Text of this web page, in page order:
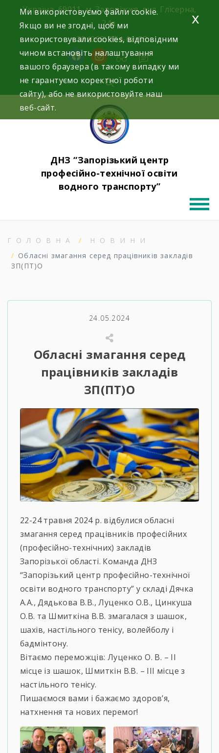
Україна, 69011, м. Запоріжжя, вул. Глісерна,
24а.
+38 (068) 354-69-83
facebookinstagram
ДНЗ “Запорізький центр
професійно-технічної освіти
водного транспорту”
ГОЛОВНА
НОВИНИ
Обласні змагання серед працівників закладів
ЗП(ПТ)О
24.05.2024
Обласні змагання серед
працівників закладів
ЗП(ПТ)О
22-24 травня 2024 р. відбулися обласні
змагання серед працівників професійних
(професійно-технічних) закладів
Запорізької області. Команда ДНЗ
“Запорізький центр професійно-технічної
освіти водного транспорту” у складі Дячка
А.А., Дядькова В.В., Луценко О.В., Цинкуша
О.В. та Шмиткіна В.В. змагалася з шашок,
шахів, настільного тенісу, волейболу і
бадмінтону.
Вітаємо переможців: Луценко О. В. – ІІ
місце із шашок, Шмиткін В.В. – ІІІ місце з
настільного тенісу.
Пишаємося вами і бажаємо здоров’я,
натхнення та нових перемог!
Ми використовуємо файли cookie.
Якщо ви не згодні, щоб ми
використовували cookies, відповідним
чином встановіть налаштування
вашого браузера (в такому випадку ми
не гарантуємо коректної роботи
сайту), або не використовуйте наш
веб-сайт.
x